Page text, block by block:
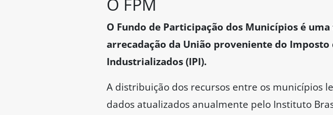
O FPM
O Fundo de Participação dos Municípios é
arrecadação da União proveniente do
Industrializados (IPI).
A distribuição dos recursos entre os municípios
dados atualizados anualmente pelo Instituto